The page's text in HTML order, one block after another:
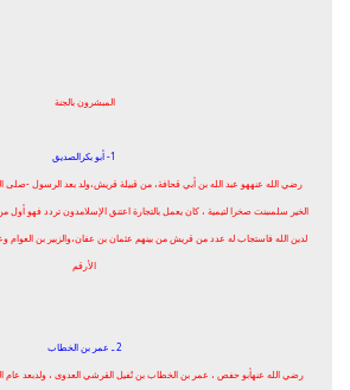
المبشرون بالجنة
1- أبو بكرالصديق
رضي الله عنههو عبد الله بن أبي قحافة، من قبيلة قريش،ولد بعد الرسول -صلى
الخير سلمىبنت صخرا لتيمية ، كان يعمل بالتجارة اعتنق الإسلامدون تردد فهو أول
لدين الله فاستجاب له عدد من قريش من بينهم عثمان بن عفان،والزبير بن العوام
الأرقم
2 ـ عمر بن الخطاب